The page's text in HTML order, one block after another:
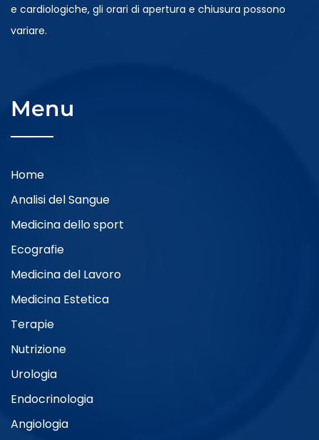
e cardiologiche, gli orari di apertura e chiusura possono
variare.
Menu
Home
Analisi del Sangue
Medicina dello sport
Ecografie
Medicina del Lavoro
Medicina Estetica
Terapie
Nutrizione
Urologia
Endocrinologia
Angiologia